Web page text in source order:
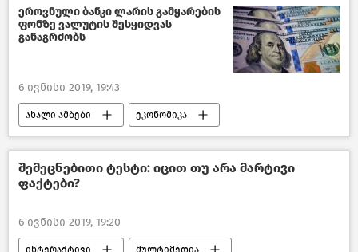
საქართველო
ეროვნული ბანკი ლარის გამყარების
ფონზე ვალუტის შესყიდვას
განაგრძობს
6 ივნისი 2019, 19:43
ახალი ამბები ეკონომიკა
საქართველოს ეკონომიკა
საქართველო
შემეცნებითი ტესტი: იცით თუ არა მარტივი
ფაქტები?
6 ივნისი 2019, 19:20
ინტერაქტივი მულტიმედია